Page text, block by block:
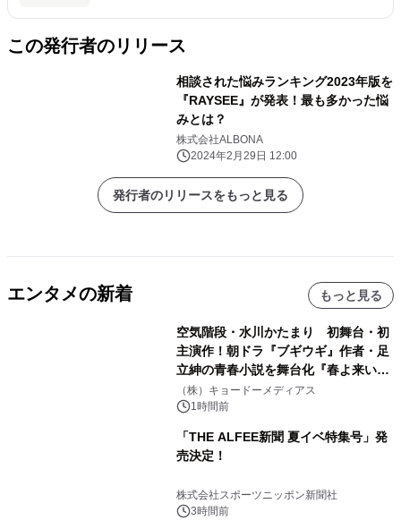
この発行者のリリース
相談された悩みランキング2023年版を
『RAYSEE』が発表！最も多かった悩
みとは？
株式会社ALBONA
2024年2月29日 12:00
発行者のリリースをもっと見る
エンタメの新着 もっと見る
空気階段・水川かたまり 初舞台・初
主演作！朝ドラ『ブギウギ』作者・足
立紳の青春小説を舞台化『春よ来い、
マジで来い』キービジュアル解禁！
（株）キョードーメディアス
1時間前
「THE ALFEE新聞 夏イベ特集号」発
売決定！
株式会社スポーツニッポン新聞社
3時間前